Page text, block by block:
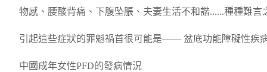
物感、腰酸背痛、下腹坠脹、夫妻生活不和諧......種種難
引起這些症狀的罪魁禍首很可能是—— 盆底功能障礙性疾病
中國成年女性PFD的發病情況